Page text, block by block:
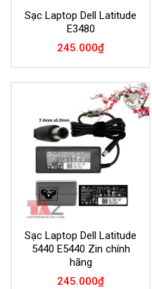
Sạc Laptop Dell Latitude
E3480
245.000₫
Add to
Wishlist
Sạc Laptop Dell Latitude
5440 E5440 Zin chính
hãng
245.000₫